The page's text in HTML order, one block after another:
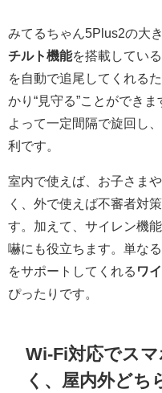
みてるちゃん5Plus2の大
チルト機能を搭載してい
を自動で追尾してくれる
かり“見守る”ことができ
よって一定間隔で旋回し
利です。
室内で使えば、お子さま
く、外で使えば不審者対
す。加えて、サイレン機
嚇にも役立ちます。単な
をサポートしてくれる ワ
ぴったりです。
Wi-Fi対応でス
く、屋内外どち